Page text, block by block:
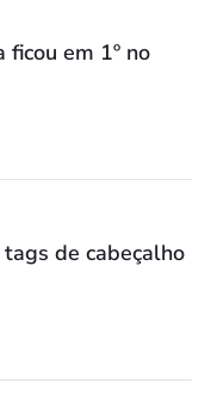
ficou em 1º no
de cabeçalho